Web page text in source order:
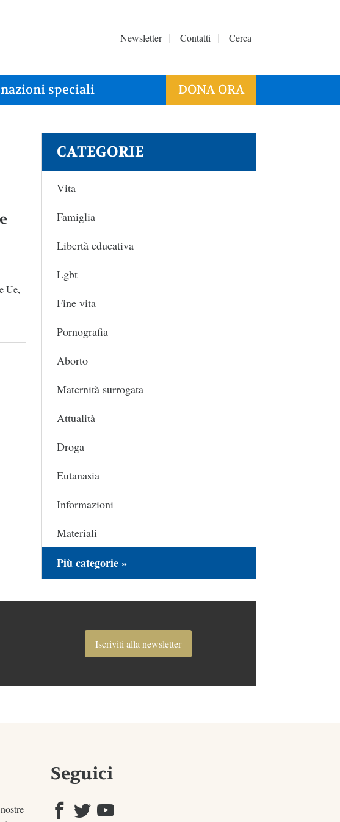
Newsletter Contatti Cerca
speciali DONA ORA
Ue,
CATEGORIE
Vita
Famiglia
Libertà educativa
Lgbt
Fine vita
Pornografia
Aborto
Maternità surrogata
Attualità
Droga
Eutanasia
Informazioni
Materiali
Più categorie »
Iscriviti alla newsletter
Seguici